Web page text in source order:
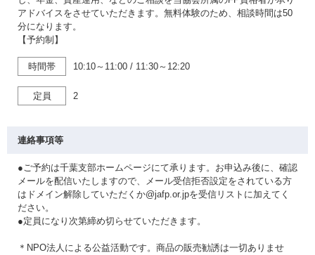
アドバイスをさせていただきます。無料体験のため、相談時間は50
分になります。
【予約制】
時間帯 10:10～11:00 / 11:30～12:20
定員 2
連絡事項等
●ご予約は千葉支部ホームページにて承ります。お申込み後に、確認
メールを配信いたしますので、メール受信拒否設定をされている方
はドメイン解除していただくか@jafp.or.jpを受信リストに加えてく
ださい。
●定員になり次第締め切らせていただきます。
＊NPO法人による公益活動です。商品の販売勧誘は一切ありませ